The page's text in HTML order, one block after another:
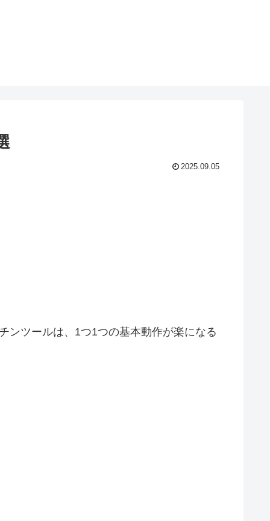
2025.09.05
ンツールは、1つ1つの基本動作が楽になる